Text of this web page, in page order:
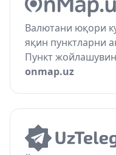
Валютани юқори
яқин пунктларни
Пункт
onmap.uz